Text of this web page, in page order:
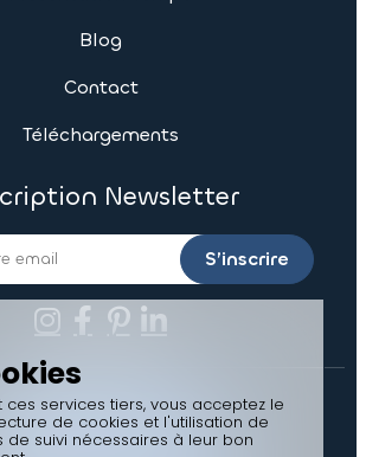
Blog
Contact
Téléchargements
Newsletter
S’inscrire
Contactez-nous
ces services tiers, vous acceptez le
de cookies et l'utilisation de
de suivi nécessaires à leur bon